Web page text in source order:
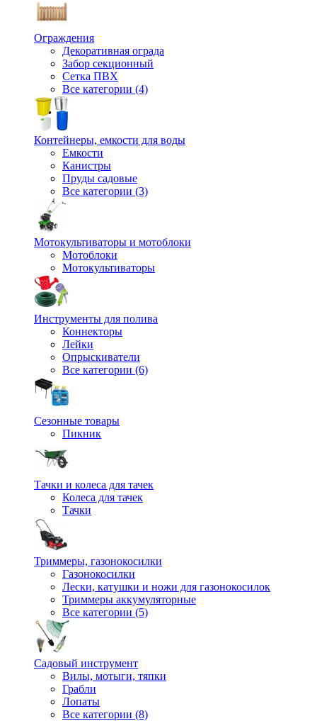
Ограждения
Декоративная ограда
Забор секционный
Сетка ПВХ
Все категории (4)
Контейнеры, емкости для воды
Емкости
Канистры
Пруды садовые
Все категории (3)
Мотокультиваторы и мотоблоки
Мотоблоки
Мотокультиваторы
Инструменты для полива
Коннекторы
Лейки
Опрыскиватели
Все категории (6)
Сезонные товары
Пикник
Тачки и колеса для тачек
Колеса для тачек
Тачки
Триммеры, газонокосилки
Газонокосилки
Лески, катушки и ножи для газонокосилок
Триммеры аккумуляторные
Все категории (5)
Садовый инструмент
Вилы, мотыги, тяпки
Грабли
Лопаты
Все категории (8)